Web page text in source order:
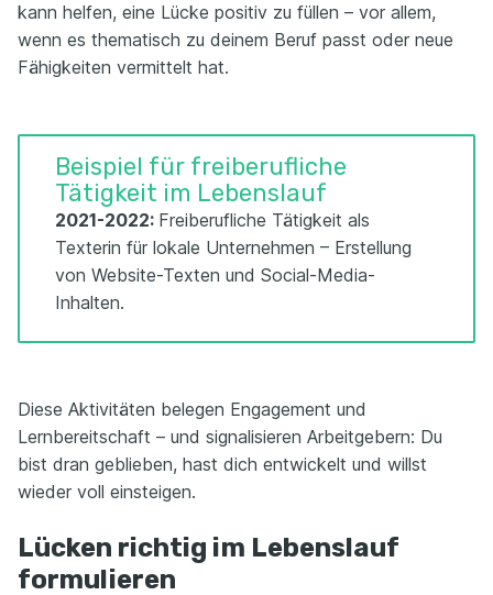
kann helfen, eine Lücke positiv zu füllen – vor allem,
wenn es thematisch zu deinem Beruf passt oder neue
Fähigkeiten vermittelt hat.
Beispiel für freiberufliche
Tätigkeit im Lebenslauf
2021-2022: Freiberufliche Tätigkeit als
Texterin für lokale Unternehmen – Erstellung
von Website-Texten und Social-Media-
Inhalten.
Diese Aktivitäten belegen Engagement und
Lernbereitschaft – und signalisieren Arbeitgebern: Du
bist dran geblieben, hast dich entwickelt und willst
wieder voll einsteigen.
Lücken richtig im Lebenslauf
formulieren